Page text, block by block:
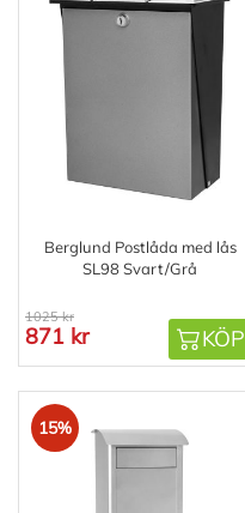
Berglund Postlåda med lås
SL98 Svart/Grå
1025 kr
871 kr KÖP
15%